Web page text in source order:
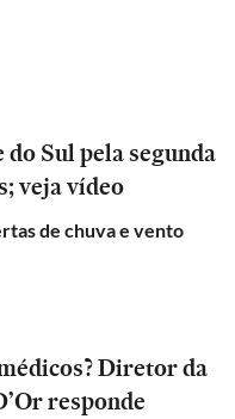
Sul pela segunda
veja vídeo
de chuva e vento
Diretor da
responde